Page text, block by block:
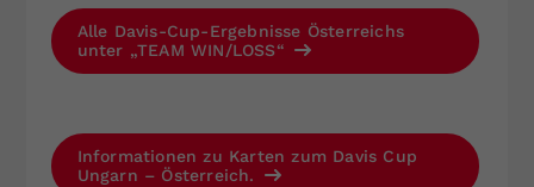
Alle Davis-Cup-Ergebnisse Österreichs
unter „TEAM WIN/LOSS“
Informationen zu Karten zum Davis Cup
Ungarn – Österreich.